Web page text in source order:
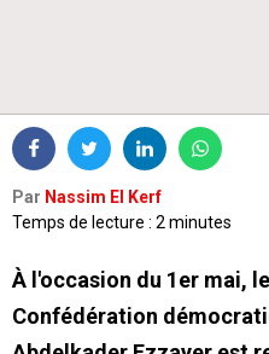
Par Nassim El Kerf
Temps de lecture : 2 minutes
À l'occasion du 1er mai,
Confédération